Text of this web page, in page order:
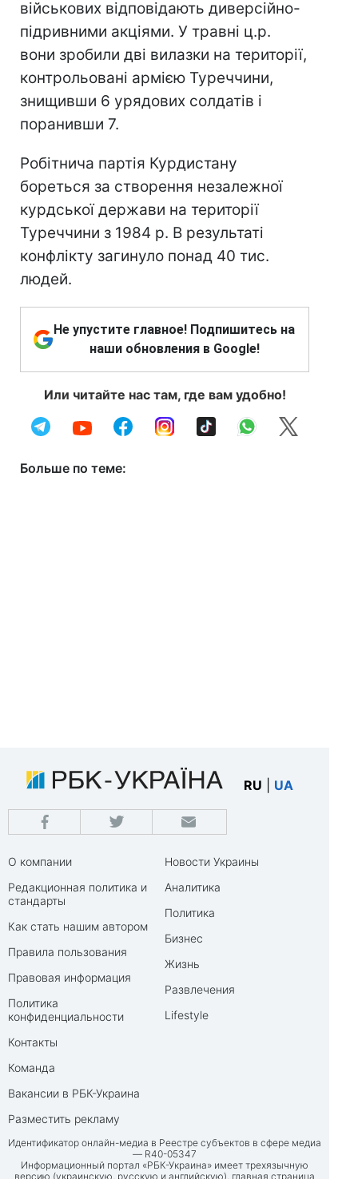
військових відповідають диверсійно-
підривними акціями. У травні ц.р.
вони зробили дві вилазки на території,
контрольовані армією Туреччини,
знищивши 6 урядових солдатів і
поранивши 7.
Робітнича партія Курдистану
бореться за створення незалежної
курдської держави на території
Туреччини з 1984 р. В результаті
конфлікту загинуло понад 40 тис.
людей.
Не упустите главное! Подпишитесь на
наши обновления в Google!
Или читайте нас там, где вам удобно!
Больше по теме:
RU UA
О компании
Редакционная политика и
стандарты
Как стать нашим автором
Правила пользования
Правовая информация
Политика
конфиденциальности
Контакты
Команда
Вакансии в РБК-Украина
Разместить рекламу
Новости Украины
Аналитика
Политика
Бизнес
Жизнь
Развлечения
Lifestyle
Идентификатор онлайн-медиа в Реестре субъектов в сфере медиа
— R40-05347
Информационный портал «РБК-Украина» имеет трехязычную
версию (украинскую, русскую и английскую), главная страница